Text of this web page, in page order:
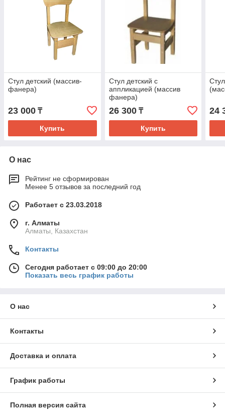
Стул детский (массив-
фанера)
23 000 ₸
Купить
Стул детский с
аппликацией (массив
фанера)
26 300₸
Купить
24
О нас
Рейтинг не сформирован
Менее 5 отзывов за последний год
Работает с 23.03.2018
г. Алматы
Алматы, Казахстан
Контакты
Сегодня работает с 09:00 до 20:00
Показать весь график работы
О нас
Контакты
Доставка и оплата
График работы
Полная версия сайта